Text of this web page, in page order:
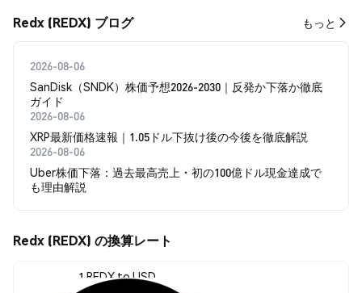
Redx (REDX) ブログ もっと
2026-08-06
SanDisk（SNDK）株価予想2026-2030｜反発か下落か徹底
ガイド
2026-08-06
XRP最新価格速報｜1.05ドル下抜け後の今後を徹底解説
2026-08-06
Uber株価下落：過去最高売上・初の100億ドル現金達成で
も理由解説
Redx (REDX) の換算レート
1 REDX to USD